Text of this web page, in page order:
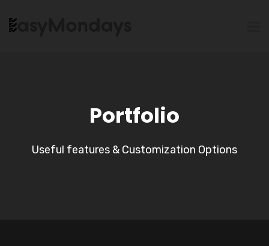
Portfolio
Useful features & Customization Options